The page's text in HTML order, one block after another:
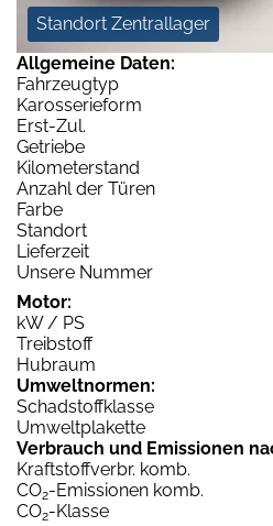
Standort Zentrallager
Allgemeine Daten:
Fahrzeugtyp
Karosserieform
Erst-Zul.
Getriebe
Kilometerstand
Anzahl der Türen
Farbe
Standort
Lieferzeit
Unsere Nummer
Motor:
kW / PS
Treibstoff
Hubraum
Umweltnormen:
Schadstoffklasse
Umweltplakette
Verbrauch und Emissionen
Kraftstoffverbr. komb.
CO2-Emissionen komb.
CO2-Klasse